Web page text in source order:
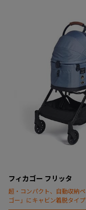
フィカゴー フリッタ
超・コンパクト、自動収納
ゴー」にキャビン着脱タイプ